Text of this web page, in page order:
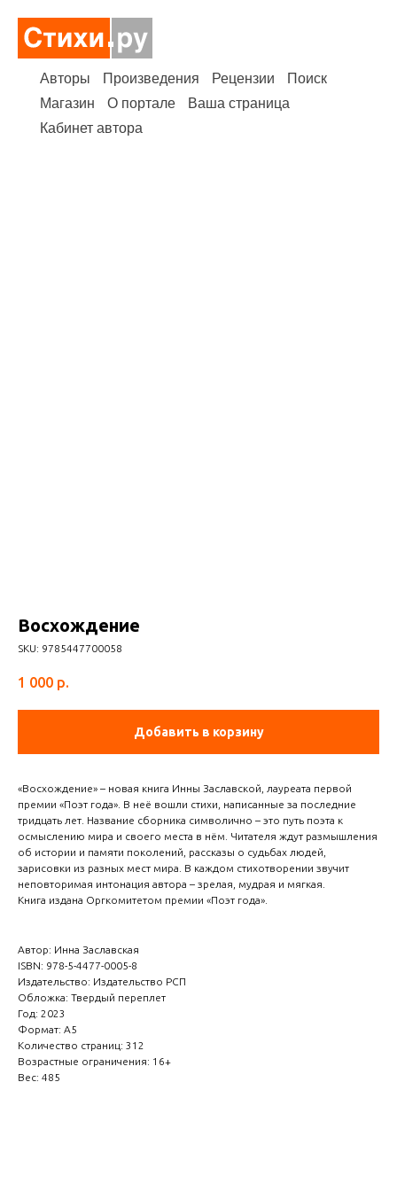
Авторы Произведения Рецензии
Поиск
Магазин
О портале
Ваша страница
Кабинет автора
Восхождение
SKU: 9785447700058
1 000 р.
Добавить в корзину
«Восхождение» – новая книга Инны Заславской, лауреата первой
премии «Поэт года». В неё вошли стихи, написанные за последние
тридцать лет. Название сборника символично – это путь поэта к
осмыслению мира и своего места в нём. Читателя ждут размышления
об истории и памяти поколений, рассказы о судьбах людей,
зарисовки из разных мест мира. В каждом стихотворении звучит
неповторимая интонация автора – зрелая, мудрая и мягкая.
Книга издана Оргкомитетом премии «Поэт года».
Автор: Инна Заславская
ISBN: 978-5-4477-0005-8
Издательство: Издательство РСП
Обложка: Твердый переплет
Год: 2023
Формат: А5
Количество страниц: 312
Возрастные ограничения: 16+
Вес: 485